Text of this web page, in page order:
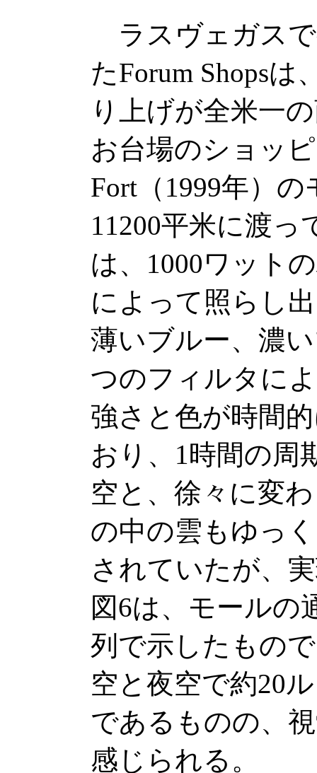
ラスヴェガス
たForum Shops
り上げが全米一
お台場のショッ
Fort（1999年）
11200平米に渡っ
は、1000ワット
によって照らし
薄いブルー、濃
つのフィルタに
強さと色が時間
おり、1時間の周
空と、徐々に変
の中の雲もゆっ
されていたが、
図6は、モールの
列で示したもの
空と夜空で約20
であるものの、
感じられる。